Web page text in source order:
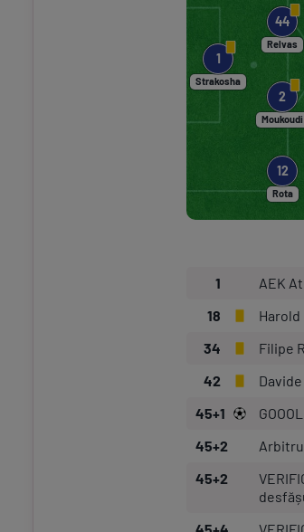
1
Strakosha
12
Rota
2
Moukoudi
44
Relvas
1
AEK
18
Harold
34
Filipe
42
45+1
45+2
45+2